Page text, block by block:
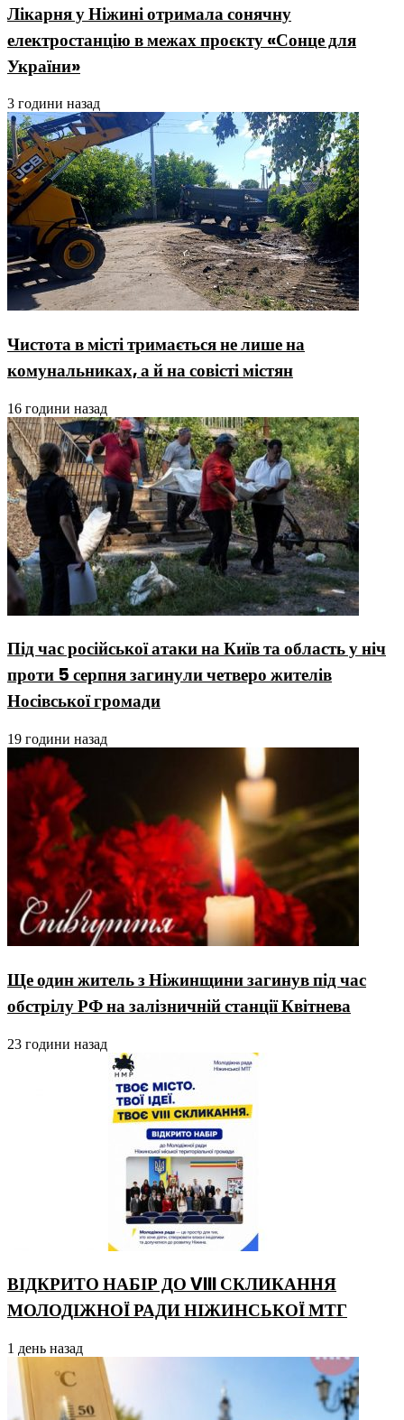
Лікарня у Ніжині отримала сонячну
електростанцію в межах проєкту «Сонце для
України»
3 години назад
Чистота в місті тримається не лише на
комунальниках, а й на совісті містян
16 години назад
Під час російської атаки на Київ та область у ніч
проти 5 серпня загинули четверо жителів
Носівської громади
19 години назад
Ще один житель з Ніжинщини загинув під час
обстрілу РФ на залізничній станції Квітнева
23 години назад
ВІДКРИТО НАБІР ДО VIII СКЛИКАННЯ
МОЛОДІЖНОЇ РАДИ НІЖИНСЬКОЇ МТГ
1 день назад